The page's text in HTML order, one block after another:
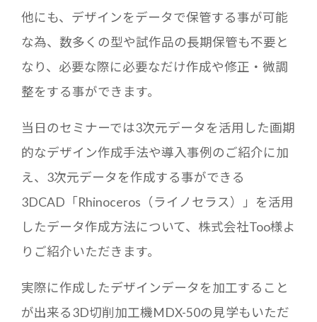
他にも、デザインをデータで保管する事が可能
な為、数多くの型や試作品の長期保管も不要と
なり、必要な際に必要なだけ作成や修正・微調
整をする事ができます。
当日のセミナーでは3次元データを活用した画期
的なデザイン作成手法や導入事例のご紹介に加
え、3次元データを作成する事ができる
3DCAD「Rhinoceros（ライノセラス）」を活用
したデータ作成方法について、株式会社Too様よ
りご紹介いただきます。
実際に作成したデザインデータを加工すること
が出来る3D切削加工機MDX-50の見学もいただ